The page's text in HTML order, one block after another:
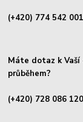
(+420) 774 542 001
Máte dotaz k
průběhem?
(+420) 728 086 120